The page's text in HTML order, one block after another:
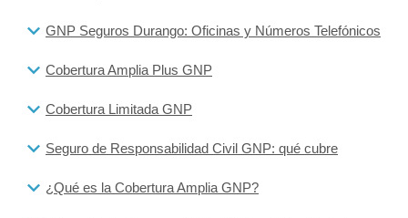
GNP Seguros Durango: Oficinas y Números Telefónicos
Cobertura Amplia Plus GNP
Cobertura Limitada GNP
Seguro de Responsabilidad Civil GNP: qué cubre
¿Qué es la Cobertura Amplia GNP?